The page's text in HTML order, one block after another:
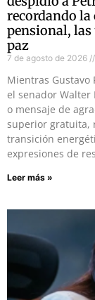
recordando
pensional, las
paz
7 de agosto de 2026
Mientras Gustavo
el senador Walter
o mensaje de
superior gratuita,
transición
expresiones de
Leer más »